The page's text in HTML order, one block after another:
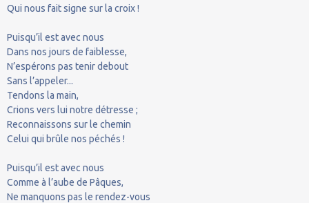
Qui nous fait signe sur la croix !
Puisqu’il est avec nous
Dans nos jours de faiblesse,
N’espérons pas tenir debout
Sans l’appeler...
Tendons la main,
Crions vers lui notre détresse ;
Reconnaissons sur le chemin
Celui qui brûle nos péchés !
Puisqu’il est avec nous
Comme à l’aube de Pâques,
Ne manquons pas le rendez-vous